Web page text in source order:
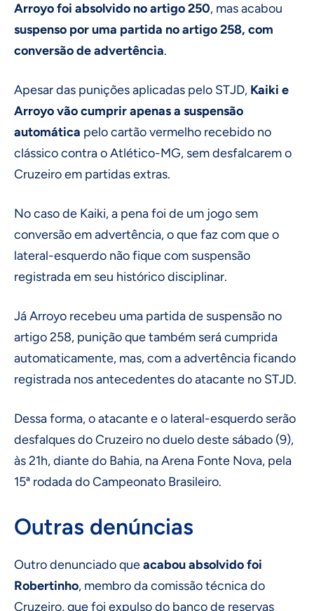
Arroyo foi absolvido no artigo 250, mas acabou
suspenso por uma partida no artigo 258, com
conversão de advertência.
Apesar das punições aplicadas pelo STJD, Kaiki e
Arroyo vão cumprir apenas a suspensão
automática pelo cartão vermelho recebido no
clássico contra o Atlético-MG, sem desfalcarem o
Cruzeiro em partidas extras.
No caso de Kaiki, a pena foi de um jogo sem
conversão em advertência, o que faz com que o
lateral-esquerdo não fique com suspensão
registrada em seu histórico disciplinar.
Já Arroyo recebeu uma partida de suspensão no
artigo 258, punição que também será cumprida
automaticamente, mas, com a advertência ficando
registrada nos antecedentes do atacante no STJD.
Dessa forma, o atacante e o lateral-esquerdo serão
desfalques do Cruzeiro no duelo deste sábado (9),
às 21h, diante do Bahia, na Arena Fonte Nova, pela
15ª rodada do Campeonato Brasileiro.
Outras denúncias
Outro denunciado queacabou absolvidofoi
Robertinho, membro da comissão técnica do
Cruzeiro, que foi expulso do banco de reservas